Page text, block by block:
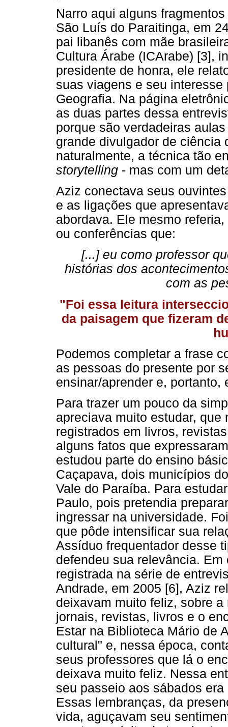
Narro aqui alguns
São Luís do Paraitinga, em
pai libanês com mãe
Cultura Árabe (ICArabe) [3],
presidente de honra, ele
suas viagens e seu
Geografia. Na página
as duas partes dessa
porque são verdadeiras
grande divulgador de ciência
naturalmente, a técnica tão
storytelling - mas com um
Aziz conectava seus
e as ligações que
abordava. Ele mesmo
ou conferências que:
[...] eu como professor
histórias dos
com as
"Foi essa leitura
da paisagem que fizeram
Podemos completar a frase
as pessoas do presente por
ensinar/aprender e, portanto,
Para trazer um pouco da
apreciava muito estudar,
registrados em livros,
alguns fatos que
estudou parte do ensino
Caçapava, dois municípios
Vale do Paraíba. Para
Paulo, pois pretendia
ingressar na universidade.
que pôde intensificar sua
Assíduo frequentador desse
defendeu sua relevância.
registrada na série de
Andrade, em 2005 [6], Aziz
deixavam muito feliz, sobre
jornais, revistas, livros e o
Estar na Biblioteca Mário de
cultural" e, nessa época,
seus professores que lá o
deixava muito feliz. Nessa
seu passeio aos sábados
Essas lembranças, da
vida, aguçavam seu